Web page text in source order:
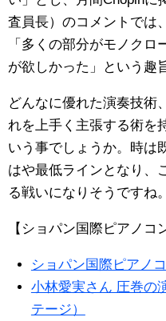
査員長）のコメントでは
「多くの部分がモノク
が欲しかった」という趣
どんなに優れた演奏技術
れを上手く主張する術を
いう事でしょうか。時は
はや最低ラインとなり、
る戦いになりそうですね。
【ショパン国際ピアノ
ショパン国際ピアノ
小林愛実さん 圧巻の
テージ）